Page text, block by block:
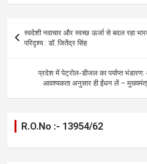
ce
b
o
o
k
se
g
er
at
A
p
p
e
gr
a
m
ail
navigation
स्वदेशी नवाचार और स्वच्छ ऊर्जा से बदल रहा
परिदृश्य : डॉ. जितेंद्र सिंह
प्रदेश में पेट्रोल-डीजल का पर्याप्त
आवश्यकता अनुसार ही ईंधन लें –
R.O.No :- 13954/62